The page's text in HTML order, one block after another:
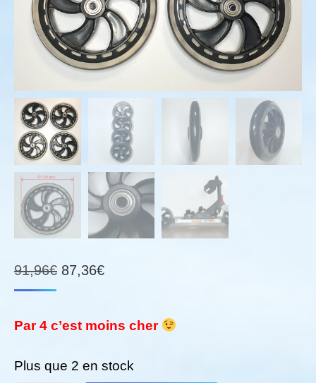
91,96€ Le
était :
87,36€Le
est :
Par 4 c’est moins cher
Plus que 2 en stock